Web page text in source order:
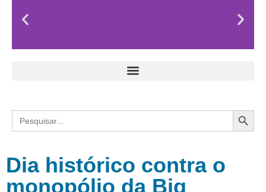
Search
for:
Dia histórico contra o
monopólio da Big